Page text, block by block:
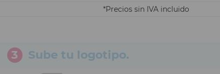
Precios sin IVA incluido
3 Sube tu logotipo.